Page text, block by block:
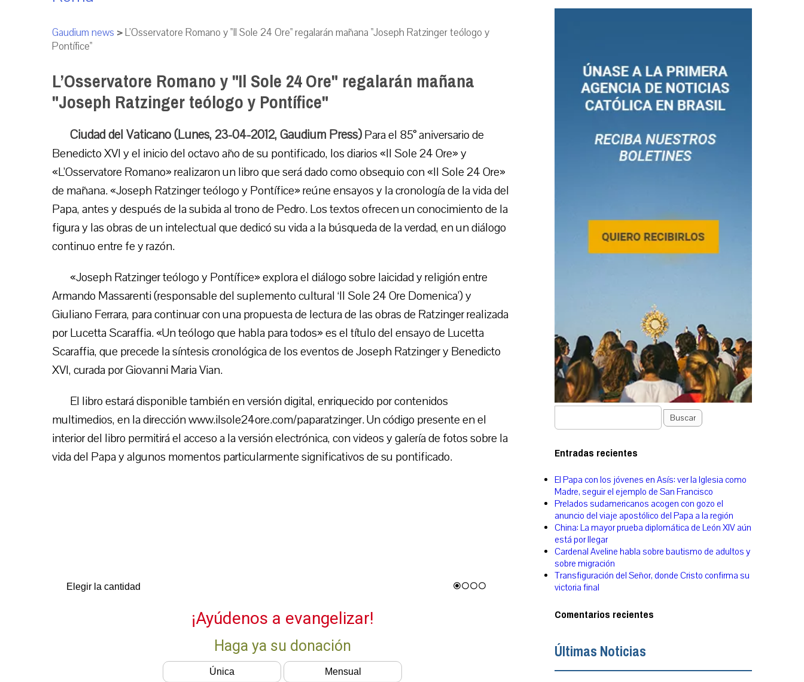
Gaudium news >L’Osservatore Romano y "Il Sole 24 Ore" regalarán mañana "Joseph Ratzinger teólogo y
Pontífice"
L’Osservatore Romano y "Il Sole 24 Ore" regalarán mañana
"Joseph Ratzinger teólogo y Pontífice"
Ciudad del Vaticano (Lunes, 23-04-2012, Gaudium Press)Para el 85° aniversario de
Benedicto XVI y el inicio del octavo año de su pontificado, los diarios «Il Sole 24 Ore» y
«L’Osservatore Romano» realizaron un libro que será dado como obsequio con «Il Sole 24 Ore»
de mañana. «Joseph Ratzinger teólogo y Pontífice» reúne ensayos y la cronología de la vida del
Papa, antes y después de la subida al trono de Pedro. Los textos ofrecen un conocimiento de la
figura y las obras de un intelectual que dedicó su vida a la búsqueda de la verdad, en un diálogo
continuo entre fe y razón.
«Joseph Ratzinger teólogo y Pontífice» explora el diálogo sobre laicidad y religión entre
Armando Massarenti (responsable del suplemento cultural ‘Il Sole 24 Ore Domenica’) y
Giuliano Ferrara, para continuar con una propuesta de lectura de las obras de Ratzinger realizada
por Lucetta Scaraffia. «Un teólogo que habla para todos» es el título del ensayo de Lucetta
Scaraffia, que precede la síntesis cronológica de los eventos de Joseph Ratzinger y Benedicto
XVI, curada por Giovanni Maria Vian.
El libro estará disponible también en versión digital, enriquecido por contenidos
multimedios, en la dirección www.ilsole24ore.com/paparatzinger. Un código presente en el
interior del libro permitirá el acceso a la versión electrónica, con videos y galería de fotos sobre la
vida del Papa y algunos momentos particularmente significativos de su pontificado.
Buscar
Entradas recientes
El Papa con los jóvenes en Asís: ver la Iglesia como
Madre, seguir el ejemplo de San Francisco
Prelados sudamericanos acogen con gozo el
anuncio del viaje apostólico del Papa a la región
China: La mayor prueba diplomática de León XIV aún
está por llegar
Cardenal Aveline habla sobre bautismo de adultos y
sobre migración
Transfiguración del Señor, donde Cristo confirma su
victoria final
Comentarios recientes
Últimas Noticias